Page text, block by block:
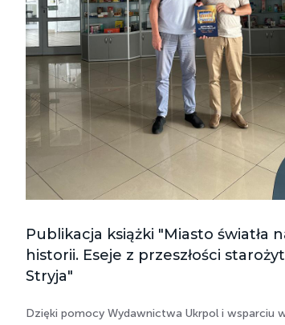
Publikacja książki "Miasto światła
historii. Eseje z przeszłości
Stryja"
Dzięki pomocy Wydawnictwa Ukrpol i wsparciu